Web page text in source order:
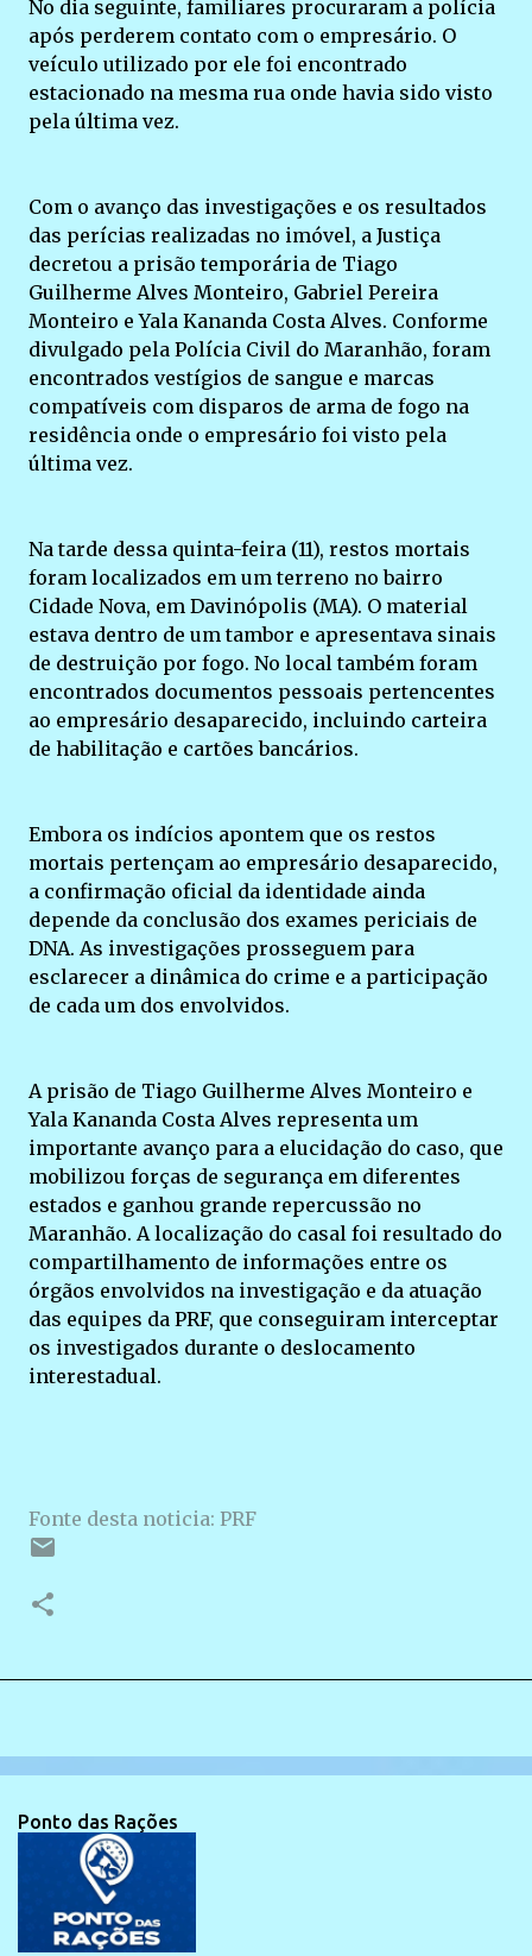
No dia seguinte, familiares procuraram a polícia
após perderem contato com o empresário. O
veículo utilizado por ele foi encontrado
estacionado na mesma rua onde havia sido visto
pela última vez.
Com o avanço das investigações e os resultados
das perícias realizadas no imóvel, a Justiça
decretou a prisão temporária de Tiago
Guilherme Alves Monteiro, Gabriel Pereira
Monteiro e Yala Kananda Costa Alves. Conforme
divulgado pela Polícia Civil do Maranhão, foram
encontrados vestígios de sangue e marcas
compatíveis com disparos de arma de fogo na
residência onde o empresário foi visto pela
última vez.
Na tarde dessa quinta-feira (11), restos mortais
foram localizados em um terreno no bairro
Cidade Nova, em Davinópolis (MA). O material
estava dentro de um tambor e apresentava sinais
de destruição por fogo. No local também foram
encontrados documentos pessoais pertencentes
ao empresário desaparecido, incluindo carteira
de habilitação e cartões bancários.
Embora os indícios apontem que os restos
mortais pertençam ao empresário desaparecido,
a confirmação oficial da identidade ainda
depende da conclusão dos exames periciais de
DNA. As investigações prosseguem para
esclarecer a dinâmica do crime e a participação
de cada um dos envolvidos.
A prisão de Tiago Guilherme Alves Monteiro e
Yala Kananda Costa Alves representa um
importante avanço para a elucidação do caso, que
mobilizou forças de segurança em diferentes
estados e ganhou grande repercussão no
Maranhão. A localização do casal foi resultado do
compartilhamento de informações entre os
órgãos envolvidos na investigação e da atuação
das equipes da PRF, que conseguiram interceptar
os investigados durante o deslocamento
interestadual.
Fonte desta noticia: PRF
Ponto das Rações